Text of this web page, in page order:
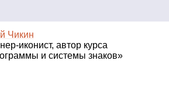
Чикин
автор курса
и системы знаков»